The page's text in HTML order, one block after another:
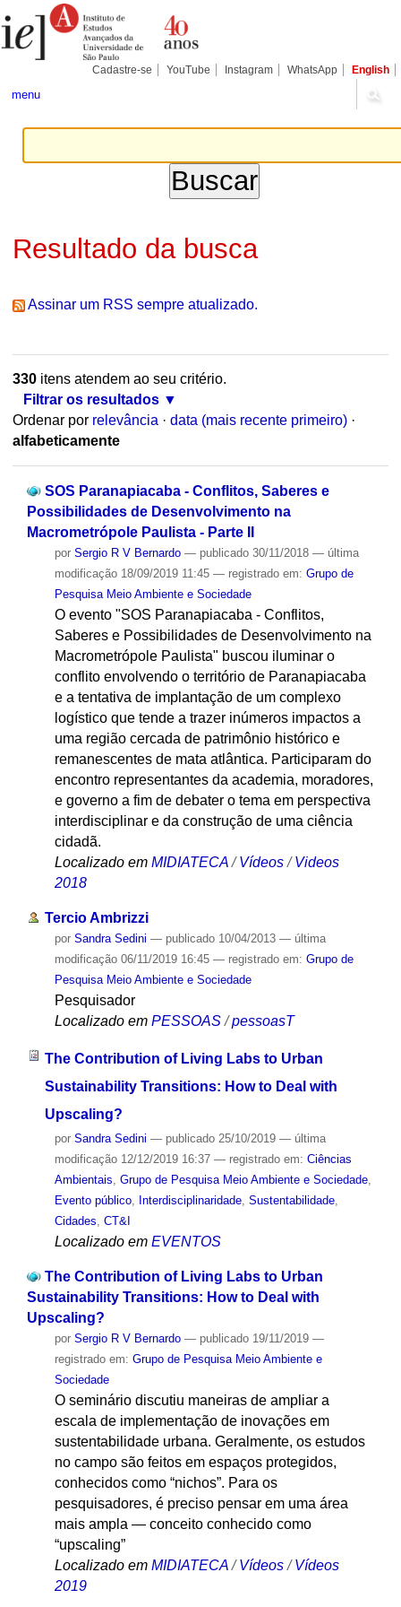
para
conteúdo.
Pessoais
Cadastre-se YouTube Instagram WhatsApp English
menu
Resultado da busca
Assinar um RSS sempre atualizado.
330itens atendem ao seu critério.
Filtrar os resultados
Ordenar por relevância · data (mais recente primeiro) ·
alfabeticamente
SOS Paranapiacaba - Conflitos, Saberes e
Possibilidades de Desenvolvimento na
Macrometrópole Paulista - Parte II
por Sergio R V Bernardo — publicado30/11/2018 — última
modificação18/09/2019 11:45 — registrado em: Grupo de
Pesquisa Meio Ambiente e Sociedade
O evento "SOS Paranapiacaba - Conflitos,
Saberes e Possibilidades de Desenvolvimento na
Macrometrópole Paulista" buscou iluminar o
conflito envolvendo o território de Paranapiacaba
e a tentativa de implantação de um complexo
logístico que tende a trazer inúmeros impactos a
uma região cercada de patrimônio histórico e
remanescentes de mata atlântica. Participaram do
encontro representantes da academia, moradores,
e governo a fim de debater o tema em perspectiva
interdisciplinar e da construção de uma ciência
cidadã.
Localizado em MIDIATECA /Vídeos /Videos
2018
Tercio Ambrizzi
por Sandra Sedini — publicado10/04/2013 — última
modificação06/11/2019 16:45 — registrado em: Grupo de
Pesquisa Meio Ambiente e Sociedade
Pesquisador
Localizado em PESSOAS /pessoasT
The Contribution of Living Labs to Urban
Sustainability Transitions: How to Deal with
Upscaling?
por Sandra Sedini — publicado25/10/2019 — última
modificação12/12/2019 16:37 — registrado em: Ciências
Ambientais, Grupo de Pesquisa Meio Ambiente e Sociedade,
Evento público, Interdisciplinaridade, Sustentabilidade,
Cidades, CT&I
Localizado em EVENTOS
The Contribution of Living Labs to Urban
Sustainability Transitions: How to Deal with
Upscaling?
por Sergio R V Bernardo — publicado19/11/2019 —
registrado em: Grupo de Pesquisa Meio Ambiente e
Sociedade
O seminário discutiu maneiras de ampliar a
escala de implementação de inovações em
sustentabilidade urbana. Geralmente, os estudos
no campo são feitos em espaços protegidos,
conhecidos como “nichos”. Para os
pesquisadores, é preciso pensar em uma área
mais ampla — conceito conhecido como
“upscaling”
Localizado em MIDIATECA /Vídeos /Vídeos
2019